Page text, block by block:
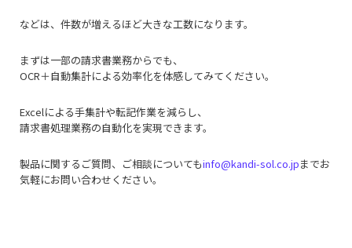
などは、件数が増えるほど大きな工数になります。
まずは一部の請求書業務からでも、
OCR＋自動集計による効率化を体感してみてください。
Excelによる手集計や転記作業を減らし、
請求書処理業務の自動化を実現できます。
製品に関するご質問、ご相談についてもinfo@kandi-sol.co.jpまでお
気軽にお問い合わせください。